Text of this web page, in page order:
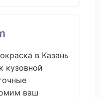
в Казань
кузовной
ваш